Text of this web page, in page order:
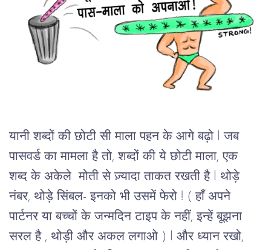
यानी शब्दों की छोटी सी माला पहन के आगे बढ़ो l जब
पासवर्ड का मामला है तो, शब्दों की ये छोटी माला, एक
शब्द के अकेले  मोती से ज़्यादा ताकत रखती है l थोड़े
नंबर, थोड़े सिंबल- इनको भी उसमें फेरो ! ( हाँ अपने
पार्टनर या बच्चों के जन्मदिन टाइप के नहीं, इन्हें बूझना
सरल है , थोड़ी और अकल लगाओ ) l और ध्यान रखो,